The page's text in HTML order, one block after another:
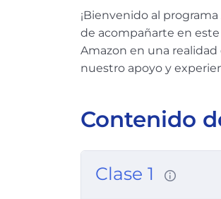
¡Bienvenido al
de acompañarte en
Amazon en una realidad
nuestro apoyo y
Contenido
Clase 1